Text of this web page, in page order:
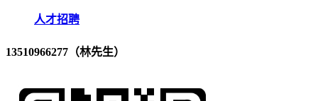
人才招聘
13510966277（林先生）